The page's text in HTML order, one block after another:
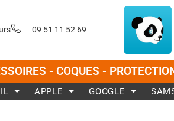
09 51 11 52 69
- COQUES -
APPLE GOOGLE